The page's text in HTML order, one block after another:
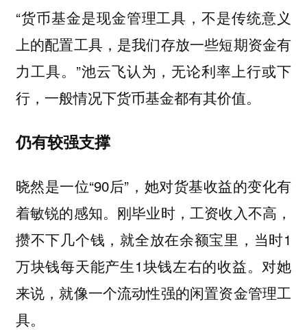
“货币基金是现金管理工具，不是传统意义
上的配置工具，是我们存放一些短期资金有
力工具。”池云飞认为，无论利率上行或下
行，一般情况下货币基金都有其价值。
仍有较强支撑
晓然是一位“90后”，她对货基收益的变化有
着敏锐的感知。刚毕业时，工资收入不高，
攒不下几个钱，就全放在余额宝里，当时1
万块钱每天能产生1块钱左右的收益。对她
来说，就像一个流动性强的闲置资金管理工
具。